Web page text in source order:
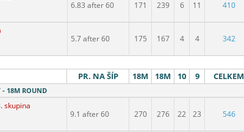
6.83 after 60 171 239 6 11 410
5.7 after 60 175 167 4 4 342
PR. NA ŠÍP 18M 18M 10 9 CELKEM
- 18M ROUND
skupina
9.1 after 60 270 276 22 23 546